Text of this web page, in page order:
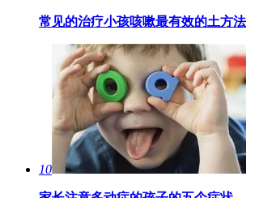
常见的治疗小孩咳嗽最有效的土方法
10